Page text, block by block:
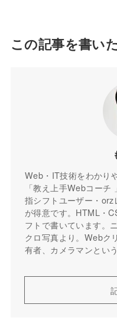
この記事を書い
Web・IT技術をわかり
「教え上手Webコー
指シフトユーザー・
が得意です。HTML・
フトで書いています。
クロ写真より。Webク
有者、カメラマンとい